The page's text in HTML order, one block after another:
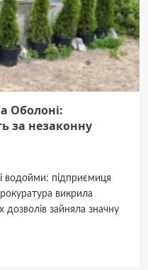
Оболоні:
за незаконну
водойми: підприємиця
викрила
зайняла значну